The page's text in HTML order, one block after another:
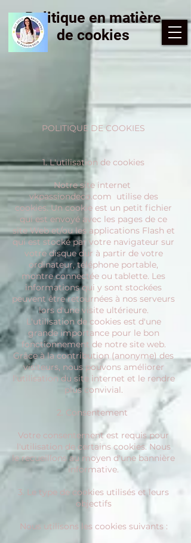
Politique en matière
de cookies
POLITIQUE DE COOKIES
1. L'utilisation de cookies
Notre site internet
vkpassiondeco.com utilise des
cookies. Un cookie est un petit fichier
qui est envoyé avec les pages de ce
site Web et/ou les applications Flash et
qui est stocké par votre navigateur sur
votre disque dur à partir de votre
ordinateur, téléphone portable,
montre connectée ou tablette. Les
informations qui y sont stockées
peuvent être retournées à nos serveurs
lors d'une visite ultérieure.
L'utilisation de cookies est d'une
grande importance pour le bon
fonctionnement de notre site web.
Grâce à la contribution (anonyme) des
visiteurs, nous pouvons améliorer
l'utilisation du site internet et le rendre
plus convivial.
2. Consentement
Votre consentement est requis pour
l'utilisation de certains cookies. Nous
le recueillons au moyen d'une bannière
informative.
3. Le type de cookies utilisés et leurs
objectifs
Nous utilisons les cookies suivants :